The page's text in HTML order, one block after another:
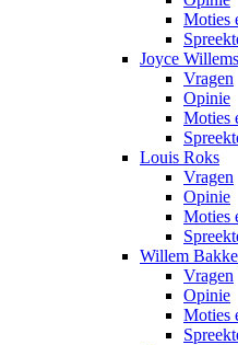
Moties
Joyce
Vragen
Opinie
Moties
Louis Roks
Vragen
Opinie
Moties
Willem
Vragen
Opinie
Moties